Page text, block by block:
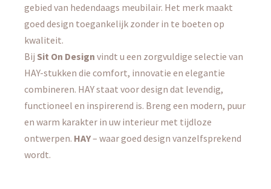
gebied van hedendaags meubilair. Het merk maakt
goed design toegankelijk zonder in te boeten op
kwaliteit.
Bij Sit On Design vindt u een zorgvuldige selectie van
HAY-stukken die comfort, innovatie en elegantie
combineren. HAY staat voor design dat levendig,
functioneel en inspirerend is. Breng een modern, puur
en warm karakter in uw interieur met tijdloze
ontwerpen. HAY– waar goed design vanzelfsprekend
wordt.